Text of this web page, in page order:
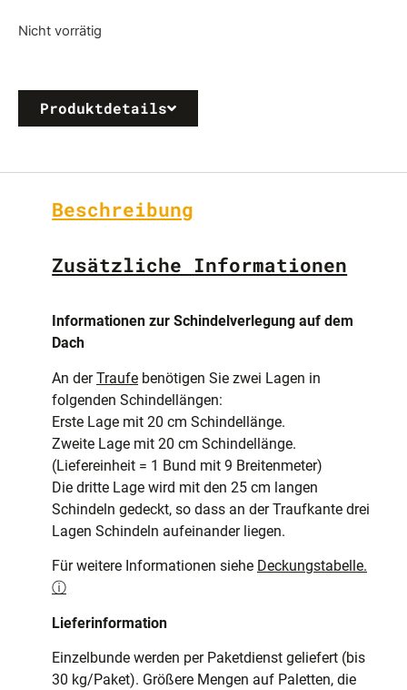
Nicht vorrätig
Produktdetails
Beschreibung
Zusätzliche Informationen
Informationen zur Schindelverlegung auf dem
Dach
An derTraufe benötigen Sie zwei Lagen in
folgenden Schindellängen:
Erste Lage mit 20 cm Schindellänge.
Zweite Lage mit 20 cm Schindellänge.
(Liefereinheit = 1 Bund mit 9 Breitenmeter)
Die dritte Lage wird mit den 25 cm langen
Schindeln gedeckt, so dass an der Traufkante drei
Lagen Schindeln aufeinander liegen.
Für weitere Informationen siehe Deckungstabelle.
ⓘ
Lieferinformation
Einzelbunde werden per Paketdienst geliefert (bis
30 kg/Paket). Größere Mengen auf Paletten, die